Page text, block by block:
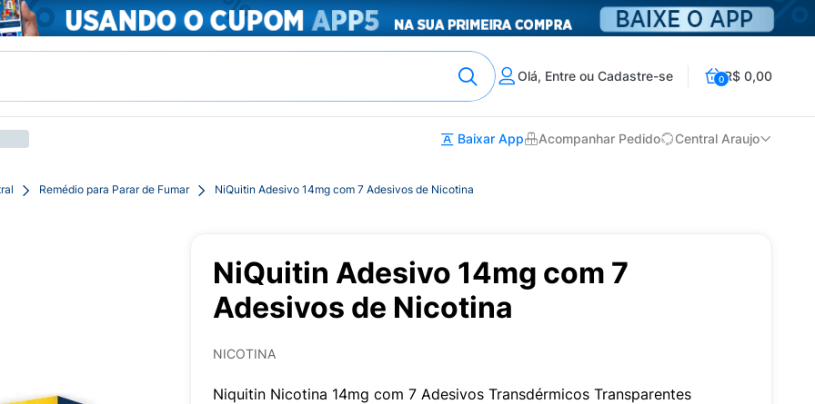
Olá, Entre ou Cadastre-se 0R$ 0,00
Baixar App Acompanhar Pedido Central Araujo
Remédio para Parar de Fumar NiQuitin Adesivo 14mg com 7 Adesivos de Nicotina
NiQuitin Adesivo 14mg com 7
Adesivos de Nicotina
NICOTINA
Niquitin Nicotina 14mg com 7 Adesivos Transdérmicos Transparentes